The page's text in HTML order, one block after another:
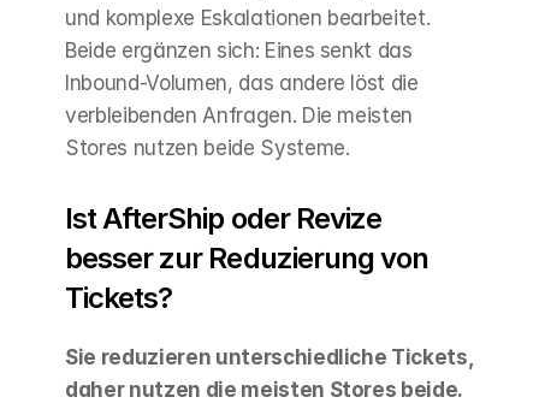
und komplexe Eskalationen bearbeitet.
Beide ergänzen sich: Eines senkt das
Inbound-Volumen, das andere löst die
verbleibenden Anfragen. Die meisten
Stores nutzen beide Systeme.
Ist AfterShip oder Revize
besser zur Reduzierung von
Tickets?
Sie reduzieren unterschiedliche Tickets,
daher nutzen die meisten Stores beide.